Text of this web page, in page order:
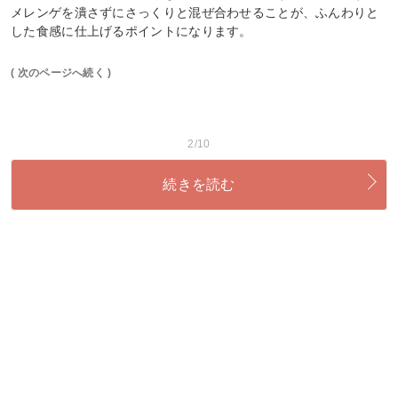
メレンゲを潰さずにさっくりと混ぜ合わせることが、ふんわりと
した食感に仕上げるポイントになります。
( 次のページへ続く )
2/10
続きを読む